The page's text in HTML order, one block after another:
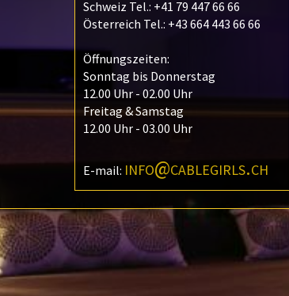
Schweiz Tel.: +41 79 447 66 66
Österreich Tel.: +43 664 443 66 66
Öffnungszeiten:
Sonntag bis Donnerstag
12.00 Uhr - 02.00 Uhr
Freitag & Samstag
12.00 Uhr - 03.00 Uhr
E-mail: info@cablegirls.ch